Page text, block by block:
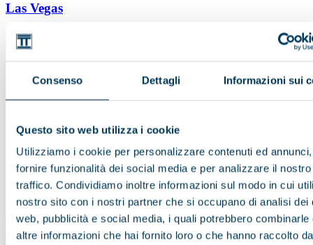
Consenso Dettagli Informazioni sui
Questo sito web utilizza i cookie
Utilizziamo i cookie per personalizzare contenuti ed
fornire funzionalità dei social media e per analizzare il nostro
traffico. Condividiamo inoltre informazioni sul modo in cui
nostro sito con i nostri partner che si occupano di analisi dei
web, pubblicità e social media, i quali potrebbero combinarle
altre informazioni che hai fornito loro o che hanno raccolto
Las Vegas